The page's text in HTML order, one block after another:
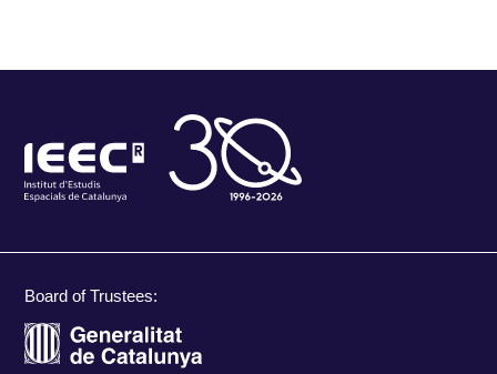
Board of Trustees: